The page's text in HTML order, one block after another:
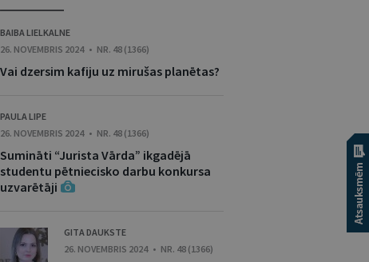
BAIBA LIELKALNE
26. NOVEMBRIS 2024 • NR. 48 (1366)
Vai dzersim kafiju uz mirušas planētas?
PAULA LIPE
26. NOVEMBRIS 2024 • NR. 48 (1366)
Sumināti “Jurista Vārda” ikgadējā
studentu pētniecisko darbu konkursa
uzvarētāji
GITA DAUKSTE
26. NOVEMBRIS 2024 • NR. 48 (1366)